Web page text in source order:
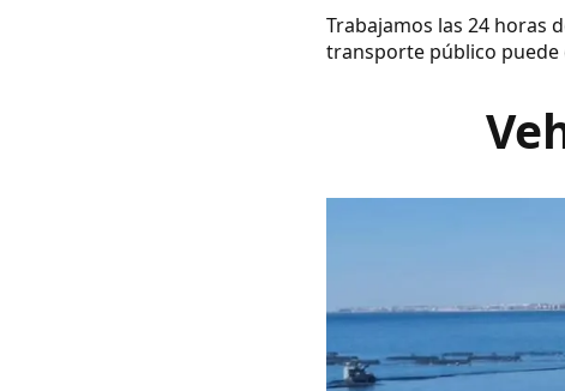
Trabajamos las 24 horas
transporte público puede